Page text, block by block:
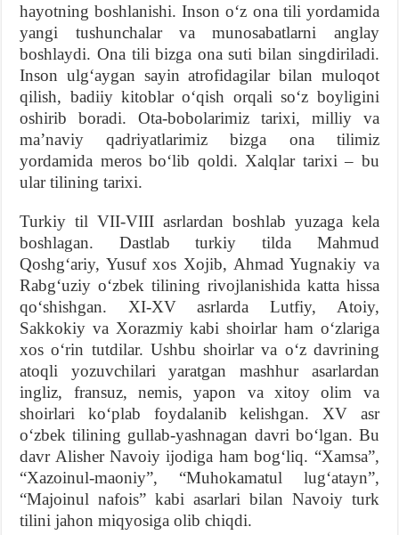
hayotning boshlanishi. Inson oʻz ona tili yordamida
yangi tushunchalar va munosabatlarni anglay
boshlaydi. Ona tili bizga ona suti bilan singdiriladi.
Inson ulgʻaygan sayin atrofidagilar bilan muloqot
qilish, badiiy kitoblar oʻqish orqali soʻz boyligini
oshirib boradi. Ota-bobolarimiz tarixi, milliy va
maʼnaviy qadriyatlarimiz bizga ona tilimiz
yordamida meros boʻlib qoldi. Xalqlar tarixi – bu
ular tilining tarixi.
Turkiy til VII-VIII asrlardan boshlab yuzaga kela
boshlagan. Dastlab turkiy tilda Mahmud
Qoshgʻariy, Yusuf xos Xojib, Ahmad Yugnakiy va
Rabgʻuziy oʻzbek tilining rivojlanishida katta hissa
qoʻshishgan. XI-XV asrlarda Lutfiy, Atoiy,
Sakkokiy va Xorazmiy kabi shoirlar ham oʻzlariga
xos oʻrin tutdilar. Ushbu shoirlar va oʻz davrining
atoqli yozuvchilari yaratgan mashhur asarlardan
ingliz, fransuz, nemis, yapon va xitoy olim va
shoirlari koʻplab foydalanib kelishgan. XV asr
oʻzbek tilining gullab-yashnagan davri boʻlgan. Bu
davr Alisher Navoiy ijodiga ham bogʻliq. “Xamsa”,
“Xazoinul-maoniy”, “Muhokamatul lugʻatayn”,
“Majoinul nafois” kabi asarlari bilan Navoiy turk
tilini jahon miqyosiga olib chiqdi.